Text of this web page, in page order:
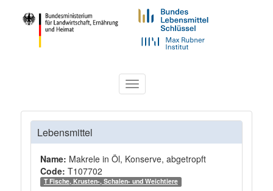
Toggle
navigation
Lebensmittel
Name: Makrele in Öl, Konserve, abgetropft
Code: T107702
T Fische, Krusten-, Schalen- und Weichtiere